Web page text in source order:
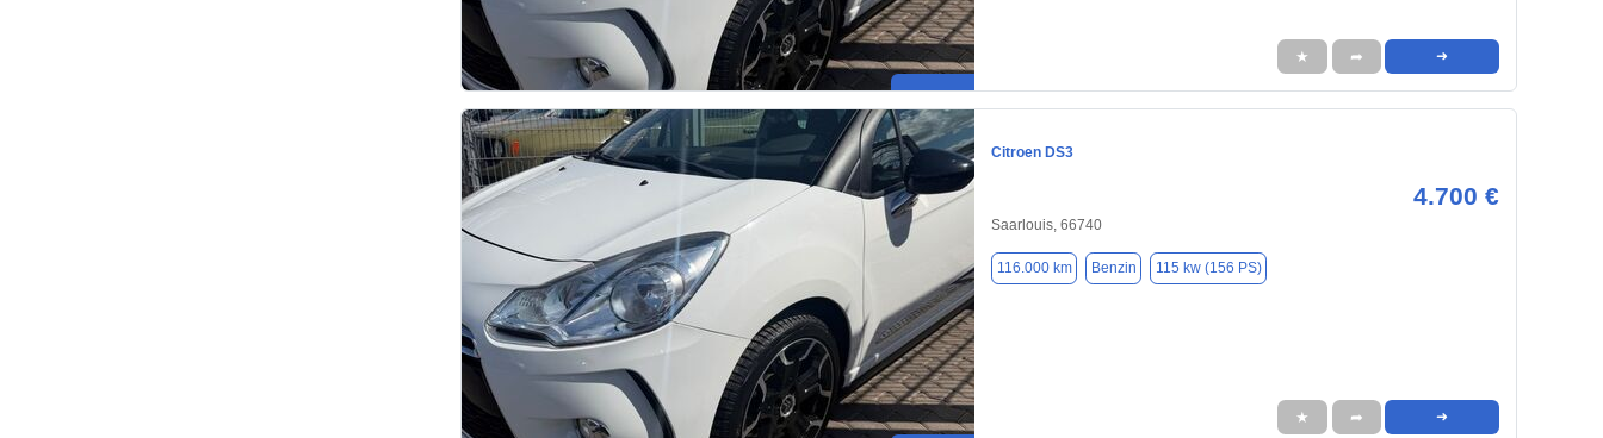
★ ➦ ➜
Citroen DS3
4.700 €
Saarlouis, 66740
116.000 km Benzin 115 kw (156 PS)
★ ➦ ➜